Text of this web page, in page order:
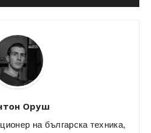
Оруш
на българска техника,